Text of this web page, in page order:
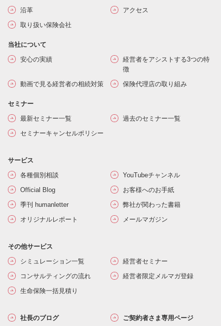
沿革
アクセス
取り扱い保険会社
当社について
安心の実績
経営者をアシストする3つの特
徴
動画で見る経営者の相続対策
保険代理店の取り組み
セミナー
最新セミナー一覧
過去のセミナー一覧
セミナーキャンセルポリシー
サービス
各種個別相談
YouTubeチャンネル
Official Blog
お客様へのお手紙
季刊 humanletter
弊社が関わった書籍
オリジナルレポート
メールマガジン
その他サービス
シミュレーション一覧
経営者セミナー
コンサルティングの流れ
経営者限定メルマガ登録
生命保険一括見積り
社長のブログ
ご契約者さま専用ページ